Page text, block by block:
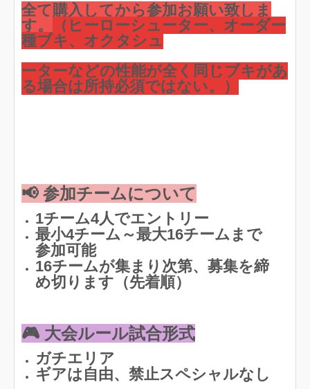
全て購入してから参加お願い致しま
す。
（ヒーローシューター、オーダー
種ブキ、オクタシュ
ーターなどの性能が全く同じブキがあ
る場合は所持必須ではない。）
📢 参加チームについて
1チーム4人でエントリー
最小4チーム～最大16チームまで
参加可能
16チームが集まり次第、募集を締
め切ります（先着順）
🎮 大会ルール試合形式
ガチエリア
ギアは自由、禁止スペシャルなし